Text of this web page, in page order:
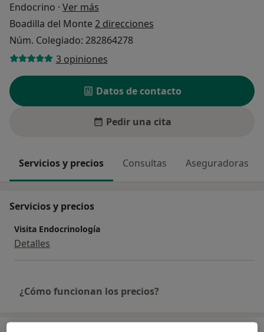
Endocrino · Ver más
Boadilla del Monte 2 direcciones
Núm. Colegiado: 282864278
3 opiniones
Datos de contacto
Pedir una cita
Servicios y precios Consultas Aseguradoras
Servicios y precios
Visita Endocrinología
Detalles
¿Cómo funcionan los precios?